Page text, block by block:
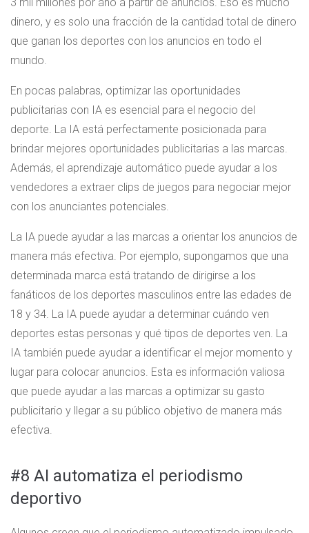
dinero, y es solo una fracción de la cantidad total de dinero
que ganan los deportes con los anuncios en todo el
mundo.
En pocas palabras, optimizar las oportunidades
publicitarias con IA es esencial para el negocio del
deporte. La IA está perfectamente posicionada para
brindar mejores oportunidades publicitarias a las marcas.
Además, el aprendizaje automático puede ayudar a los
vendedores a extraer clips de juegos para negociar mejor
con los anunciantes potenciales.
La IA puede ayudar a las marcas a orientar los anuncios de
manera más efectiva. Por ejemplo, supongamos que una
determinada marca está tratando de dirigirse a los
fanáticos de los deportes masculinos entre las edades de
18 y 34. La IA puede ayudar a determinar cuándo ven
deportes estas personas y qué tipos de deportes ven. La
IA también puede ayudar a identificar el mejor momento y
lugar para colocar anuncios. Esta es información valiosa
que puede ayudar a las marcas a optimizar su gasto
publicitario y llegar a su público objetivo de manera más
efectiva.
#8 AI automatiza el periodismo
deportivo